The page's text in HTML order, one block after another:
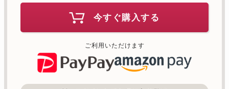
今すぐ購入する
ご利用いただけます